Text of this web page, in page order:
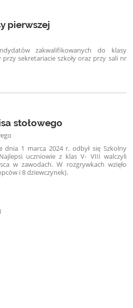
pierwszej
zakwalifikowanych do klasy
sekretariacie szkoły oraz przy sali nr
stołowego
dnia 1 marca 2024 r. odbył się Szkolny
uczniowie z klas V- VIII walczyli
w zawodach. W rozgrywkach wzięło
i 8 dziewczynek).